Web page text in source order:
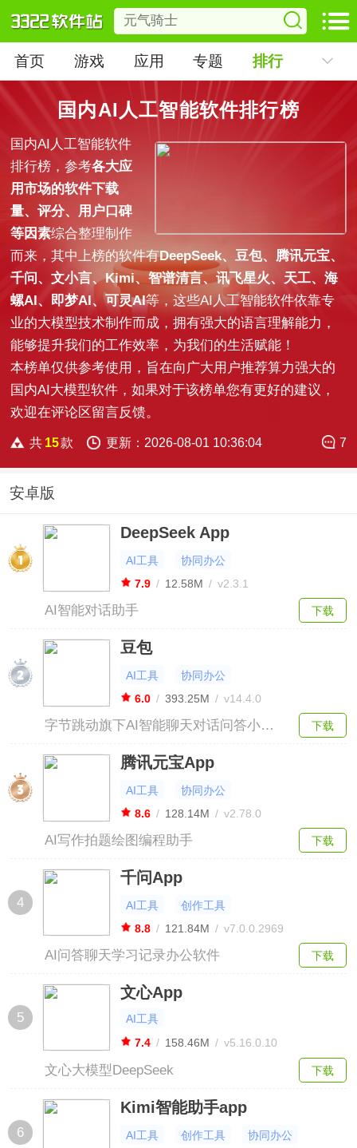
首页 游戏 应用 专题 排行
国内AI人工智能软件排行榜
国内AI人工智能软件
排行榜，参考各大应
用市场的软件下载
量、评分、用户口碑
等因素综合整理制作
而来，其中上榜的软件有DeepSeek、豆包、腾讯元宝、
千问、文小言、Kimi、智谱清言、讯飞星火、天工、海
螺AI、即梦AI、可灵AI等，这些AI人工智能软件依靠专
业的大模型技术制作而成，拥有强大的语言理解能力，
能够提升我们的工作效率，为我们的生活赋能！
本榜单仅供参考使用，旨在向广大用户推荐算力强大的
国内AI大模型软件，如果对于该榜单您有更好的建议，
欢迎在评论区留言反馈。
共 15款 更新：2026-08-01 10:36:04 7
安卓版
DeepSeek App
AI工具
协同办公
7.9 / 12.58M / v2.3.1
AI智能对话助手 下载
豆包
AI工具
协同办公
6.0 / 393.25M / v14.4.0
字节跳动旗下AI智能聊天对话问答小助
下载
腾讯元宝App
AI工具
协同办公
8.6 / 128.14M / v2.78.0
AI写作拍题绘图编程助手 下载
4
千问App
AI工具
创作工具
8.8 / 121.84M / v7.0.0.2969
AI问答聊天学习记录办公软件 下载
5
文心App
AI工具
7.4 / 158.46M / v5.16.0.10
文心大模型DeepSeek 下载
6
Kimi智能助手app
AI工具 创作工具
协同办公